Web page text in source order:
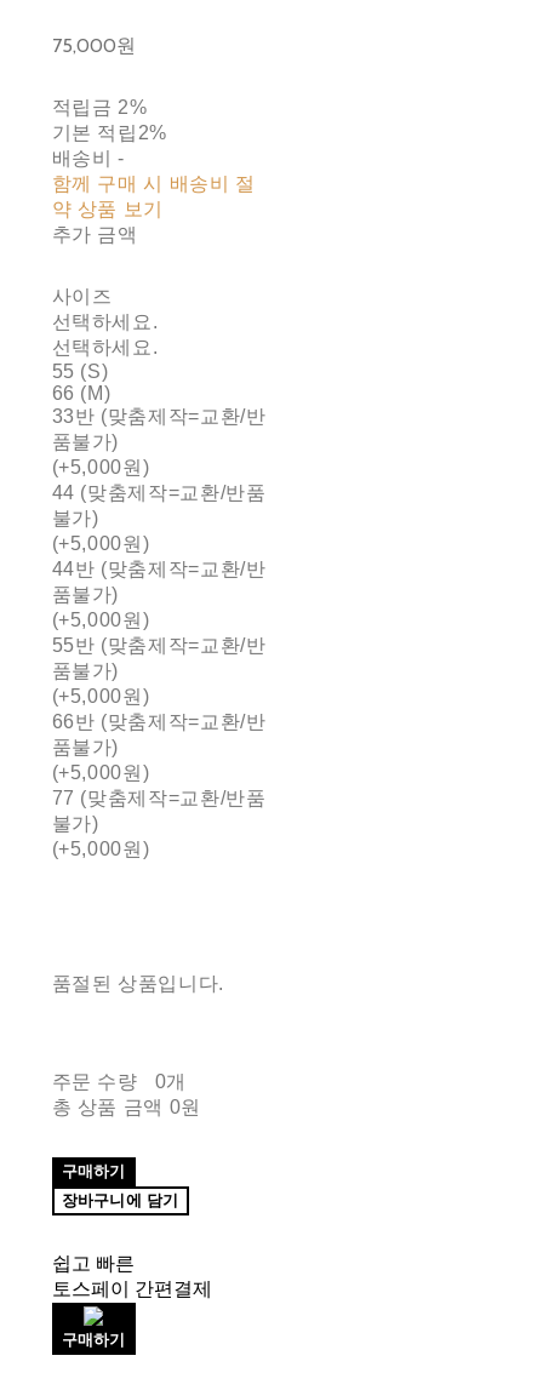
75,000원
적립금 2%
기본 적립 2%
배송비-
함께 구매 시 배송비 절
약 상품 보기
추가 금액
사이즈
선택하세요.
선택하세요.
55 (S)
66 (M)
33반 (맞춤제작=교환/반
품불가)
(+5,000원)
44 (맞춤제작=교환/반품
불가)
(+5,000원)
44반 (맞춤제작=교환/반
품불가)
(+5,000원)
55반 (맞춤제작=교환/반
품불가)
(+5,000원)
66반 (맞춤제작=교환/반
품불가)
(+5,000원)
77 (맞춤제작=교환/반품
불가)
(+5,000원)
품절된 상품입니다.
주문 수량
0개
총 상품 금액 0원
구매하기
장바구니에 담기
쉽고 빠른
토스페이 간편결제
구매하기